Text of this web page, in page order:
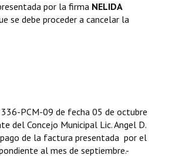
Letrada
Coordinadora
por la firma  NELIDA
se debe proceder a cancelar la
PCM-09 de fecha 05 de octubre
del Concejo Municipal Lic. Angel D.
de la factura presentada por el
al mes de septiembre.-